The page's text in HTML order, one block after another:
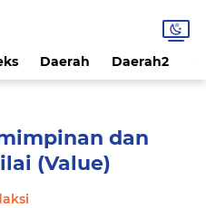
Daerah Daerah2
dan
(Value)